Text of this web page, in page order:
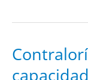
Contraloría
fortalece
capacidades
analíticas